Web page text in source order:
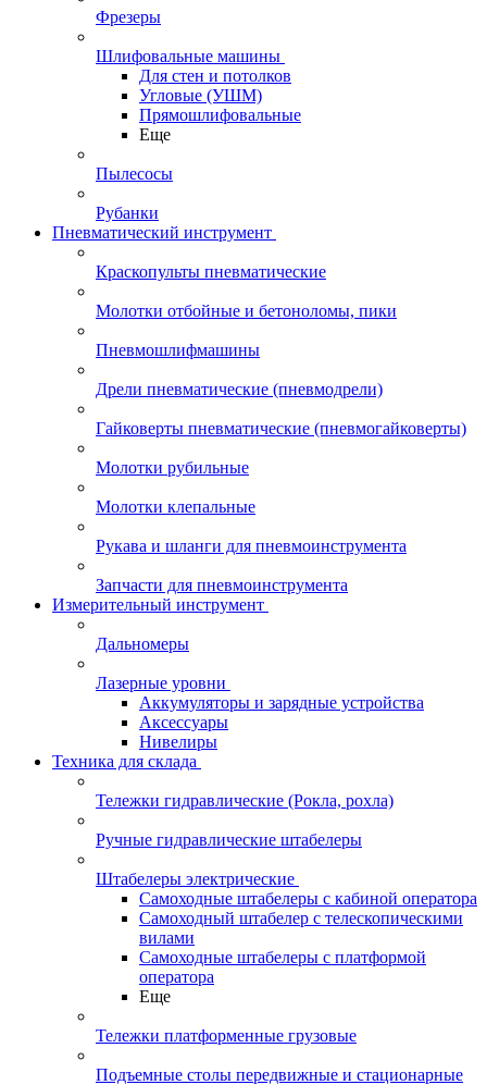
Фрезеры
Шлифовальные машины
Для стен и потолков
Угловые (УШМ)
Прямошлифовальные
Еще
Пылесосы
Рубанки
Пневматический инструмент
Краскопульты пневматические
Молотки отбойные и бетоноломы, пики
Пневмошлифмашины
Дрели пневматические (пневмодрели)
Гайковерты пневматические (пневмогайковерты)
Молотки рубильные
Молотки клепальные
Рукава и шланги для пневмоинструмента
Запчасти для пневмоинструмента
Измерительный инструмент
Дальномеры
Лазерные уровни
Аккумуляторы и зарядные устройства
Аксессуары
Нивелиры
Техника для склада
Тележки гидравлические (Рокла, рохла)
Ручные гидравлические штабелеры
Штабелеры электрические
Самоходные штабелеры с кабиной оператора
Самоходный штабелер с телескопическими
вилами
Самоходные штабелеры с платформой
оператора
Еще
Тележки платформенные грузовые
Подъемные столы передвижные и стационарные